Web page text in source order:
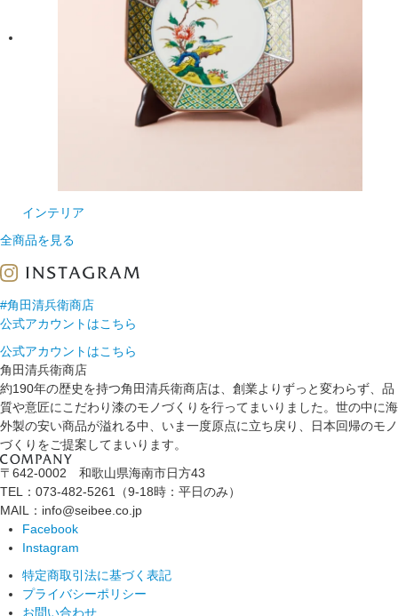
インテリア
全商品を見る
#角田清兵衛商店
公式アカウントはこちら
公式アカウントはこちら
角田清兵衛商店
約190年の歴史を持つ角田清兵衛商店は、創業よりずっと変わらず、品
質や意匠にこだわり漆のモノづくりを行ってまいりました。世の中に海
外製の安い商品が溢れる中、いま一度原点に立ち戻り、日本回帰のモノ
づくりをご提案してまいります。
〒642-0002 和歌山県海南市日方43
TEL：073-482-5261（9-18時：平日のみ）
MAIL：info@seibee.co.jp
Facebook
Instagram
特定商取引法に基づく表記
プライバシーポリシー
お問い合わせ